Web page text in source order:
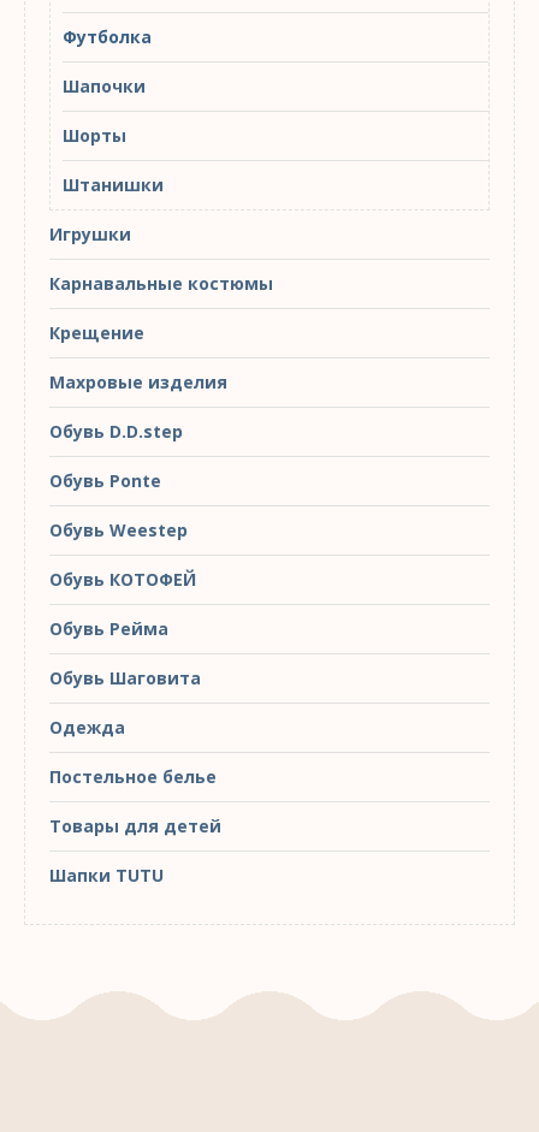
Футболка
Шапочки
Шорты
Штанишки
Игрушки
Карнавальные костюмы
Крещение
Махровые изделия
Обувь D.D.step
Обувь Ponte
Обувь Weestep
Обувь КОТОФЕЙ
Обувь Рейма
Обувь Шаговита
Одежда
Постельное белье
Товары для детей
Шапки TUTU